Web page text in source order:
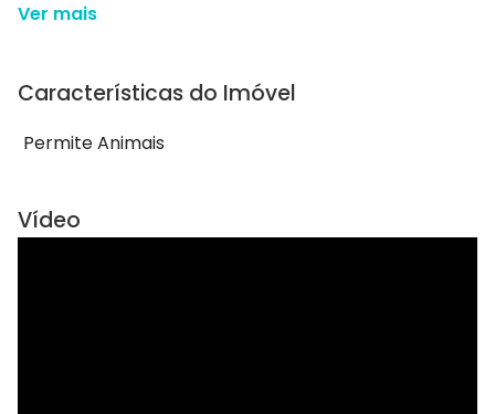
Ver mais
Características do Imóvel
Permite Animais
Vídeo